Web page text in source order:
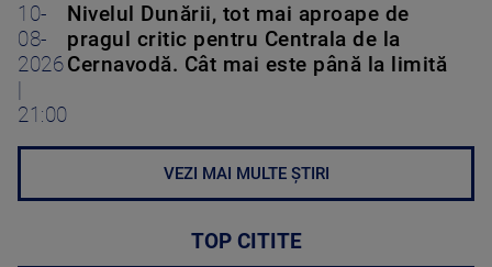
10-
08-
2026
|
21:00
Nivelul Dunării, tot mai aproape de
pragul critic pentru Centrala de la
Cernavodă. Cât mai este până la limită
VEZI MAI MULTE ȘTIRI
TOP CITITE